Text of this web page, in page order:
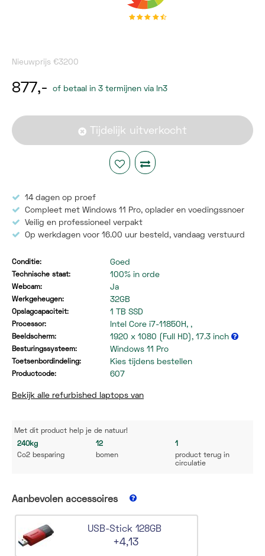
Nieuwprijs €3200
877,- of betaal in 3 termijnen via In3
Tijdelijk uitverkocht
14 dagen op proef
Compleet met Windows 11 Pro, oplader en voedingssnoer
Veilig en professioneel verpakt
Op werkdagen voor 16.00 uur besteld, vandaag verstuurd
Conditie: Goed
Technische staat: 100% in orde
Webcam: Ja
Werkgeheugen: 32GB
Opslagcapaciteit: 1 TB SSD
Processor: Intel Core i7-11850H, ,
Beeldscherm: 1920 x 1080 (Full HD), 17.3 inch
Besturingssysteem: Windows 11 Pro
Toetsenbordindeling: Kies tijdens bestellen
Productcode: 607
Bekijk alle refurbished laptops van
Met dit product help
je de natuur!
240kg
12
1
Co2 besparing
bomen
product terug in
circulatie
Aanbevolen accessoires
USB-Stick 128GB
+4,13